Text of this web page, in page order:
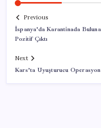
Previous
İspanya’da Karantinada
Pozitif Çıktı
Next
Kars’ta Uyuşturucu